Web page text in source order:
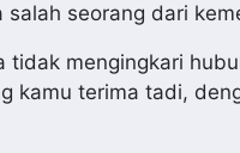
salah seorang dari
tidak mengingkari
kamu terima tadi,